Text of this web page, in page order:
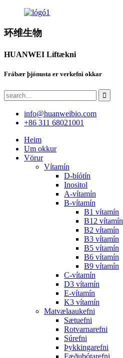
环维生物
HUANWEI Líftækni
Frábær þjónusta er verkefni okkar
info@huanweibio.com
+86 311 68021001
Heim
Um okkur
Vörur
Vítamín
D-bíótín
Inositol
A-vítamín
B-vítamín
B1 vítamín
B12 vítamín
B2 vítamín
B3 vítamín
B5 vítamín
B6 vítamín
B9 vítamín
C-vítamín
D3 vítamín
E-vítamín
K3 vítamín
Matvælaaukefni
Sætuefni
Rotvarnarefni
Súrefni
Þykkingarefni